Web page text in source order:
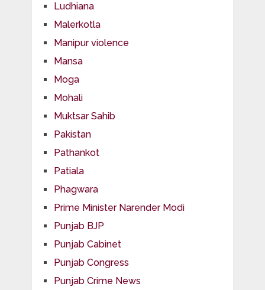
Ludhiana
Malerkotla
Manipur violence
Mansa
Moga
Mohali
Muktsar Sahib
Pakistan
Pathankot
Patiala
Phagwara
Prime Minister Narender Modi
Punjab BJP
Punjab Cabinet
Punjab Congress
Punjab Crime News